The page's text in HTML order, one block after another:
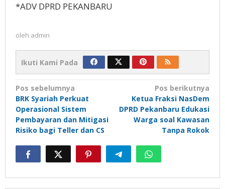
*ADV DPRD PEKANBARU
oleh admin
Ikuti Kami Pada
Navigasi
pos
Pos sebelumnya
BRK Syariah Perkuat
Operasional Sistem
Pembayaran dan Mitigasi
Risiko bagi Teller dan CS
Pos berikutnya
Ketua Fraksi NasDem
DPRD Pekanbaru Edukasi
Warga soal Kawasan
Tanpa Rokok